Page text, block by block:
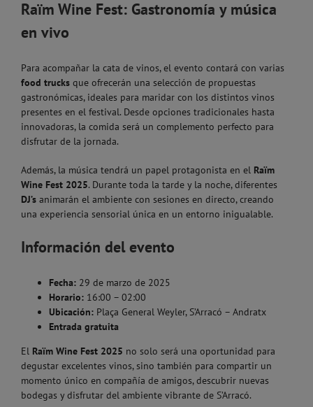
Raïm Wine Fest: Gastronomía y música
en vivo
Para acompañar la cata de vinos, el evento contará con varias
food trucks que ofrecerán una selección de propuestas
gastronómicas, ideales para maridar con los distintos vinos
presentes en el festival. Desde opciones tradicionales hasta
innovadoras, la comida será un complemento perfecto para
disfrutar de la jornada.
Además, la música tendrá un papel protagonista en el Raïm
Wine Fest 2025. Durante toda la tarde y la noche, diferentes
DJ’s animarán el ambiente con sesiones en directo, creando
una experiencia sensorial única en un entorno inigualable.
Información del evento
Fecha: 29 de marzo de 2025
Horario: 16:00 – 02:00
Ubicación: Plaça General Weyler, S’Arracó – Andratx
Entrada gratuita
El Raïm Wine Fest 2025 no solo será una oportunidad para
degustar excelentes vinos, sino también para compartir un
momento único en compañía de amigos, descubrir nuevas
bodegas y disfrutar del ambiente vibrante de S’Arracó.